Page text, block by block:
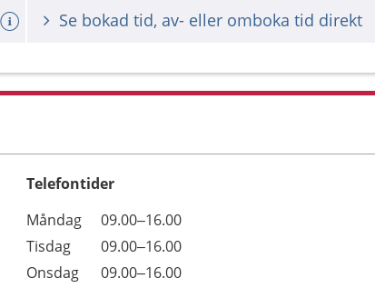
Se bokad tid, av- eller omboka tid direkt
Telefontider
Dag
Öppettider
Kommentarer
Måndag
09.00–16.00
Tisdag
09.00–16.00
Onsdag
09.00–16.00